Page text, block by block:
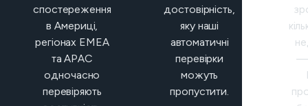
спостереження
в Америці,
регіонах EMEA
та APAC
одночасно
перевіряють
достовірність,
яку наші
автоматичні
перевірки
можуть
пропустити.
—